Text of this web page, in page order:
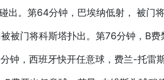
。第64分钟，巴埃纳低射， 被门将
被门将科斯塔扑出。第76分钟，B费
钟，西班牙快开任意球，费兰-托雷